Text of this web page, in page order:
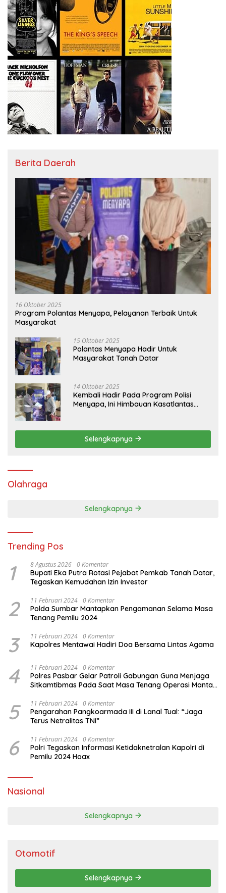
Berita Daerah
16 Oktober 2025
Program Polantas Menyapa, Pelayanan Terbaik Untuk
Masyarakat
15 Oktober 2025
Polantas Menyapa Hadir Untuk
Masyarakat Tanah Datar
14 Oktober 2025
Kembali Hadir Pada Program Polisi
Menyapa, Ini Himbauan Kasatlantas
Selengkapnya
Olahraga
Selengkapnya
Trending Pos
1 8 Agustus 2026 0 Komentar
Bupati Eka Putra Rotasi Pejabat Pemkab Tanah Datar,
Tegaskan Kemudahan Izin Investor
2 11 Februari 2024 0 Komentar
Polda Sumbar Mantapkan Pengamanan Selama Masa
Tenang Pemilu 2024
3 11 Februari 2024 0 Komentar
Kapolres Mentawai Hadiri Doa Bersama Lintas Agama
4 11 Februari 2024 0 Komentar
Polres Pasbar Gelar Patroli Gabungan Guna Menjaga
Sitkamtibmas Pada Saat Masa Tenang Operasi Mantap
5 11 Februari 2024 0 Komentar
Pengarahan Pangkoarmada III di Lanal Tual: “Jaga
Terus Netralitas TNI”
6 11 Februari 2024 0 Komentar
Polri Tegaskan Informasi Ketidaknetralan Kapolri di
Pemilu 2024 Hoax
Nasional
Selengkapnya
Otomotif
Selengkapnya